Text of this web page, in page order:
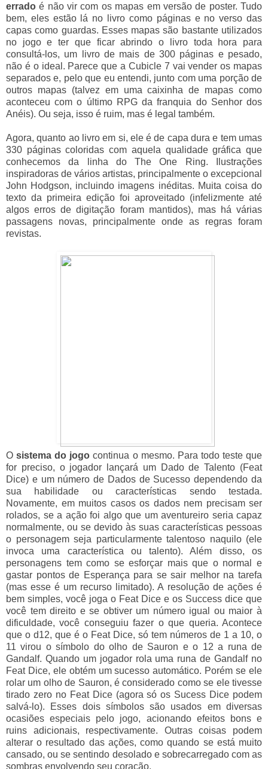
errado é não vir com os mapas em versão de poster. Tudo
bem, eles estão lá no livro como páginas e no verso das
capas como guardas. Esses mapas são bastante utilizados
no jogo e ter que ficar abrindo o livro toda hora para
consultá-los, um livro de mais de 300 páginas e pesado,
não é o ideal. Parece que a Cubicle 7 vai vender os mapas
separados e, pelo que eu entendi, junto com uma porção de
outros mapas (talvez em uma caixinha de mapas como
aconteceu com o último RPG da franquia do Senhor dos
Anéis). Ou seja, isso é ruim, mas é legal também.
Agora, quanto ao livro em si, ele é de capa dura e tem umas
330 páginas coloridas com aquela qualidade gráfica que
conhecemos da linha do The One Ring. Ilustrações
inspiradoras de vários artistas, principalmente o excepcional
John Hodgson, incluindo imagens inéditas. Muita coisa do
texto da primeira edição foi aproveitado (infelizmente até
algos erros de digitação foram mantidos), mas há várias
passagens novas, principalmente onde as regras foram
revistas.
Osistema do jogo continua o mesmo. Para todo teste que
for preciso, o jogador lançará um Dado de Talento (Feat
Dice) e um número de Dados de Sucesso dependendo da
sua habilidade ou características sendo testada.
Novamente, em muitos casos os dados nem precisam ser
rolados, se a ação foi algo que um aventureiro seria capaz
normalmente, ou se devido às suas características pessoas
o personagem seja particularmente talentoso naquilo (ele
invoca uma característica ou talento). Além disso, os
personagens tem como se esforçar mais que o normal e
gastar pontos de Esperança para se sair melhor na tarefa
(mas esse é um recurso limitado). A resolução de ações é
bem simples, você joga o Feat Dice e os Success dice que
você tem direito e se obtiver um número igual ou maior à
dificuldade, você conseguiu fazer o que queria. Acontece
que o d12, que é o Feat Dice, só tem números de 1 a 10, o
11 virou o símbolo do olho de Sauron e o 12 a runa de
Gandalf. Quando um jogador rola uma runa de Gandalf no
Feat Dice, ele obtém um sucesso automático. Porém se ele
rolar um olho de Sauron, é considerado como se ele tivesse
tirado zero no Feat Dice (agora só os Sucess Dice podem
salvá-lo). Esses dois símbolos são usados em diversas
ocasiões especiais pelo jogo, acionando efeitos bons e
ruins adicionais, respectivamente. Outras coisas podem
alterar o resultado das ações, como quando se está muito
cansado, ou se sentindo desolado e sobrecarregado com as
sombras envolvendo seu coração.